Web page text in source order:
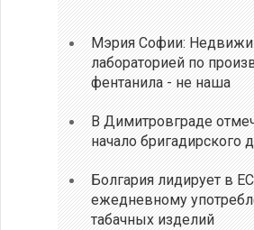
Мэрия Софии:
лабораторией по
фентанила - не наша
В Димитровграде
начало бригадирского
Болгария лидирует в
ежедневному
табачных изделий